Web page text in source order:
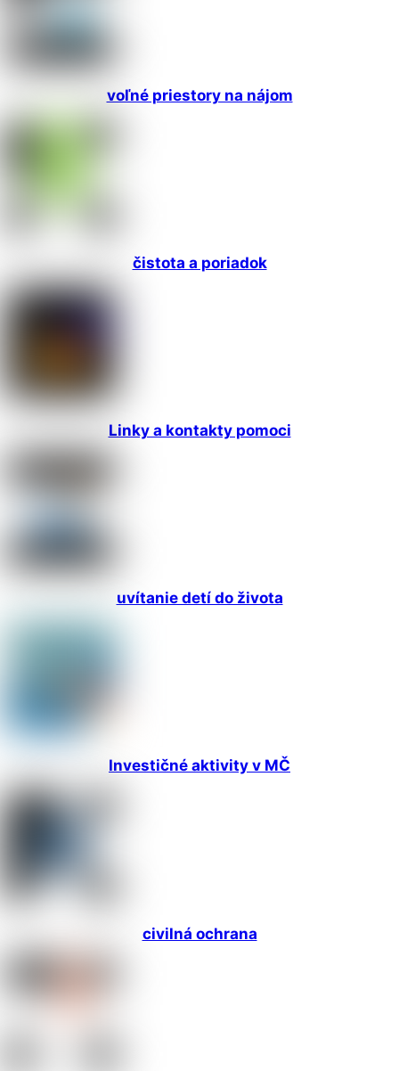
voľné priestory na nájom
čistota a poriadok
Linky a kontakty pomoci
uvítanie detí do života
Investičné aktivity v MČ
civilná ochrana